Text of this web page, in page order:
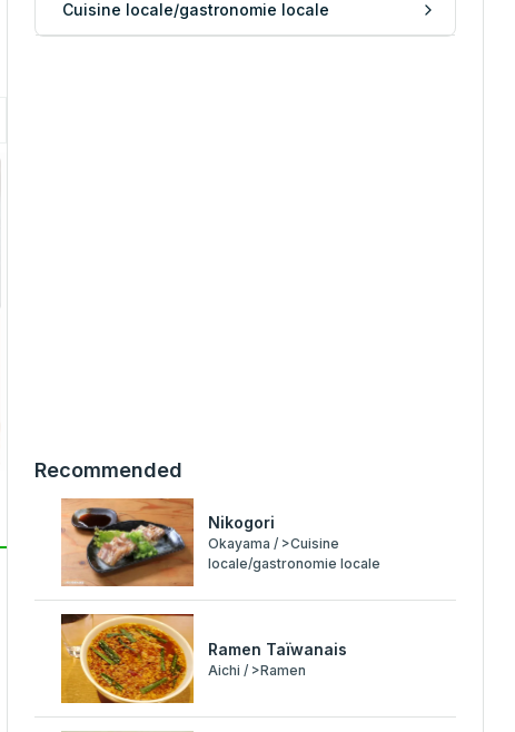
Cuisine locale/gastronomie locale
Recommended
Nikogori
Okayama / >Cuisine
locale/gastronomie locale
Ramen Taïwanais
Aichi / >Ramen